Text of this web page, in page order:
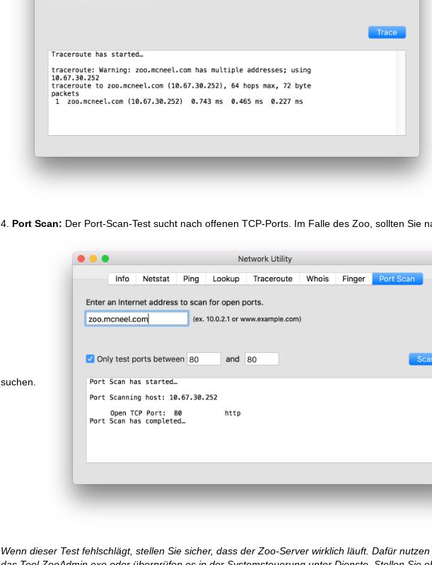
4. Port Scan: Der Port-Scan-Test sucht nach offenen TCP-Ports. Im Falle des Zoo, sollten Sie
suchen.
Wenn dieser Test fehlschlägt, stellen Sie sicher, dass der Zoo-Server wirklich läuft. Dafür